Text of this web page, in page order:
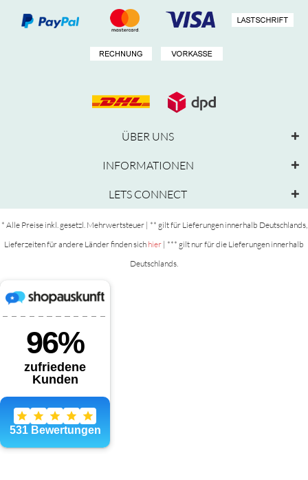
ÜBER UNS
INFORMATIONEN
LETS CONNECT
* Alle Preise inkl. gesetzl. Mehrwertsteuer | ** gilt für Lieferungen innerhalb Deutschlands,
Lieferzeiten für andere Länder finden sich hier | *** gilt nur für die Lieferungen innerhalb
Deutschlands.